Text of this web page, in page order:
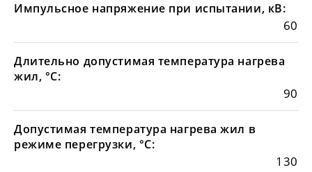
Импульсное напряжение при испытании, кВ:
60
Длительно допустимая температура нагрева
жил, °С:
90
Допустимая температура нагрева жил в
режиме перегрузки, °С:
130